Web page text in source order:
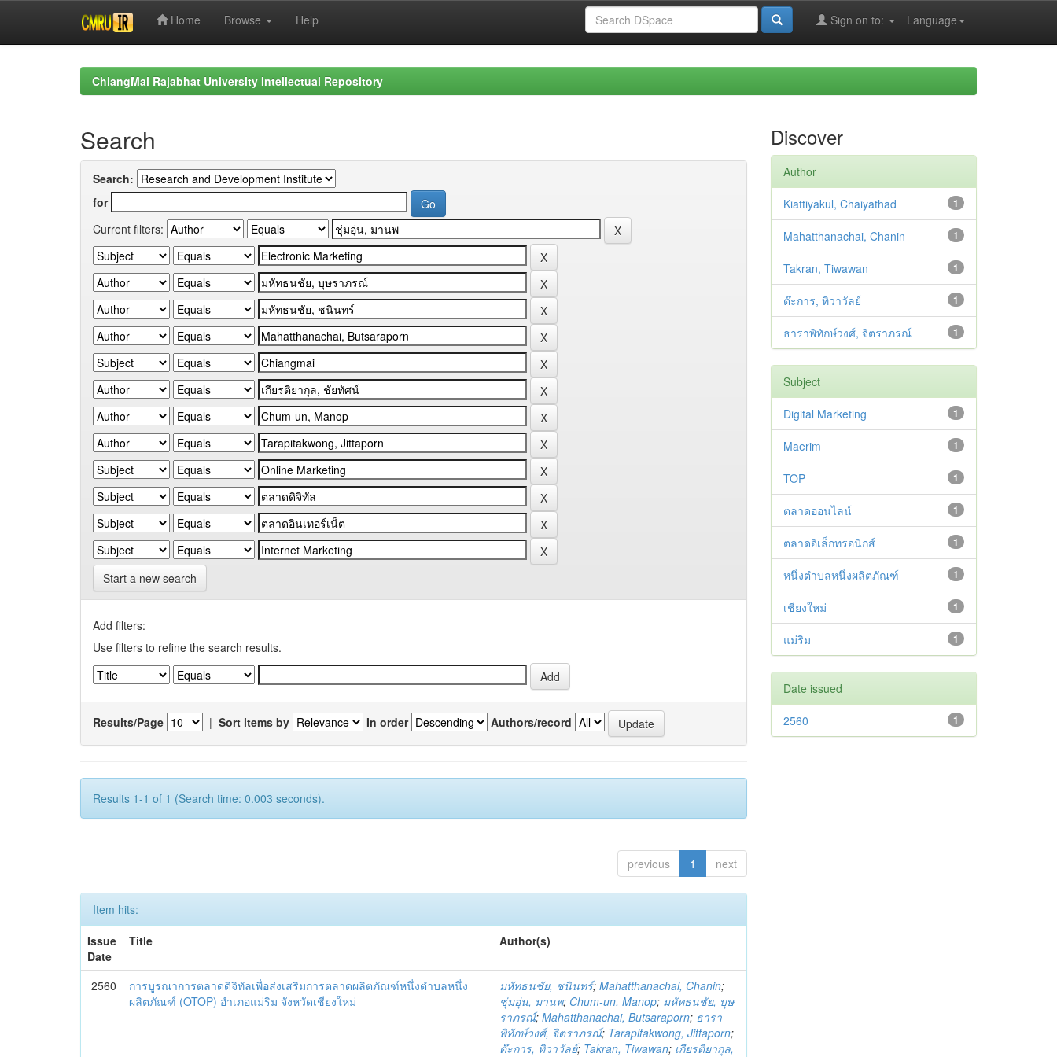
Home Browse Help Language
Sign on to:
ChiangMai Rajabhat University Intellectual Repository
Search
Search:
for
Current filters:
Start a new search
Add filters:
Use filters to refine the search results.
Results/Page | Sort items by In order Authors/record
Results 1-1 of 1 (Search time: 0.003 seconds).
previous 1 next
Item hits:
Issue
Date
Title Author(s)
2560
การบูรณาการตลาดดิจิทัลเพื่อส่งเสริมการตลาดผลิตภัณฑ์หนึ่งตำบลหนึ่ง
ผลิตภัณฑ์ (OTOP) อำเภอแม่ริม จังหวัดเชียงใหม่
มหัทธนชัย, ชนินทร์;Mahatthanachai, Chanin;
ชุ่มอุ่น, มานพ; Chum-un, Manop; มหัทธนชัย, บุษ
ราภรณ์;Mahatthanachai, Butsaraporn; ธารา
พิทักษ์วงศ์, จิตราภรณ์; Tarapitakwong, Jittaporn;
ต๊ะการ, ทิวาวัลย์; Takran, Tiwawan; เกียรติยากุล,
Discover
Author
1
Kiattiyakul, Chaiyathad
1
Mahatthanachai, Chanin
1
Takran, Tiwawan
1
ต๊ะการ, ทิวาวัลย์
1
ธาราพิทักษ์วงศ์, จิตราภรณ์
Subject
1
Digital Marketing
1
Maerim
1
TOP
1
ตลาดออนไลน์
1
ตลาดอิเล็กทรอนิกส์
1
หนึ่งตำบลหนึ่งผลิตภัณฑ์
1
เชียงใหม่
1
แม่ริม
Date issued
1
2560